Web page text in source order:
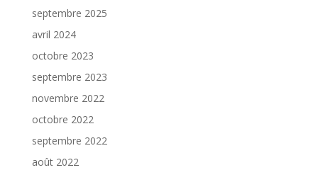
septembre 2025
avril 2024
octobre 2023
septembre 2023
novembre 2022
octobre 2022
septembre 2022
août 2022